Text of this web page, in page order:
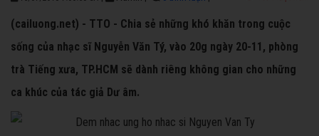
(cailuong.net) - TTO - Chia sẻ những khó khăn trong cuộc
sống của nhạc sĩ Nguyễn Văn Tý, vào 20g ngày 20-11, phòng
trà Tiếng xưa, TP.HCM sẽ dành riêng không gian cho những
ca khúc của tác giả Dư âm.